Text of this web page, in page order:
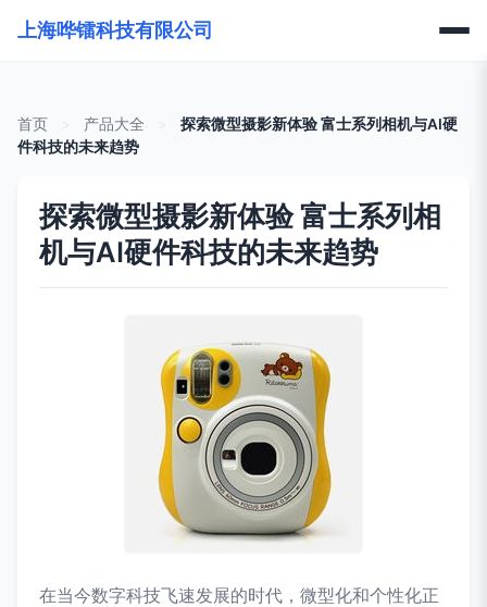
上海哗镭科技有限公司
首页 产品大全
探索微型摄影新体验 富士系列相机与AI硬
件科技的未来趋势
探索微型摄影新体验 富士系列相
机与AI硬件科技的未来趋势
在当今数字科技飞速发展的时代，微型化和个性化正